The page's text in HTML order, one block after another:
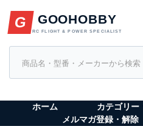
G GOOHOBBY
RC FLIGHT & POWER SPECIALIST
ホーム カテゴリー
メルマガ登録・解除